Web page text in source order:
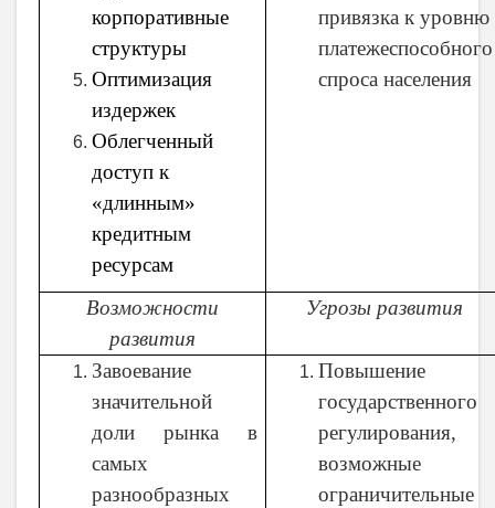
корпоративные
структуры
Оптимизация
издержек
Облегченный
доступ к
«длинным»
кредитным
ресурсам
привязка к уровню
платежеспособного
спроса населения
Возможности
развития
Угрозы развития
Завоевание
значительной
доли рынка в
самых
разнообразных
Повышение
государственного
регулирования,
возможные
ограничительные